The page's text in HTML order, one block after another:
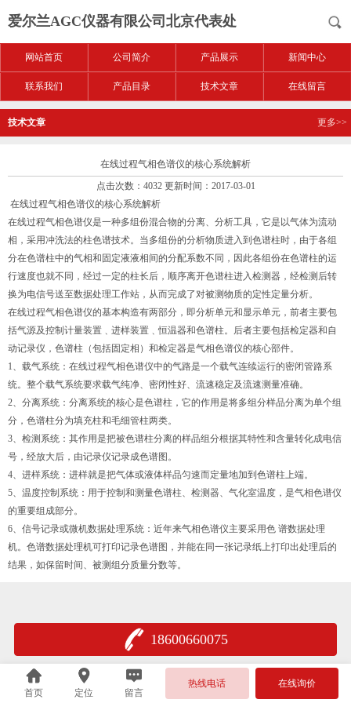
爱尔兰AGC仪器有限公司北京代表处
网站首页 公司简介 产品展示 新闻中心
联系我们 产品目录 技术文章 在线留言
技术文章 更多>>
在线过程气相色谱仪的核心系统解析
点击次数：4032 更新时间：2017-03-01
在线过程气相色谱仪的核心系统解析
在线过程气相色谱仪是一种多组份混合物的分离、分析工具，它是以气体为流动
相，采用冲洗法的柱色谱技术。当多组份的分析物质进入到色谱柱时，由于各组
分在色谱柱中的气相和固定液液相间的分配系数不同，因此各组份在色谱柱的运
行速度也就不同，经过一定的柱长后，顺序离开色谱柱进入检测器，经检测后转
换为电信号送至数据处理工作站，从而完成了对被测物质的定性定量分析。
在线过程气相色谱仪的基本构造有两部分，即分析单元和显示单元，前者主要包
括气源及控制计量装置﹑进样装置﹑恒温器和色谱柱。后者主要包括检定器和自
动记录仪，色谱柱（包括固定相）和检定器是气相色谱仪的核心部件。
1、载气系统：在线过程气相色谱仪中的气路是一个载气连续运行的密闭管路系
统。整个载气系统要求载气纯净、密闭性好、流速稳定及流速测量准确。
2、分离系统：分离系统的核心是色谱柱，它的作用是将多组分样品分离为单个组
分，色谱柱分为填充柱和毛细管柱两类。
3、检测系统：其作用是把被色谱柱分离的样品组分根据其特性和含量转化成电信
号，经放大后，由记录仪记录成色谱图。
4、进样系统：进样就是把气体或液体样品匀速而定量地加到色谱柱上端。
5、温度控制系统：用于控制和测量色谱柱、检测器、气化室温度，是气相色谱仪
的重要组成部分。
6、信号记录或微机数据处理系统：近年来气相色谱仪主要采用色 谱数据处理
机。色谱数据处理机可打印记录色谱图，并能在同一张记录纸上打印出处理后的
结果，如保留时间、被测组分质量分数等。
18600660075
首页 定位 留言
热线电话 在线询价